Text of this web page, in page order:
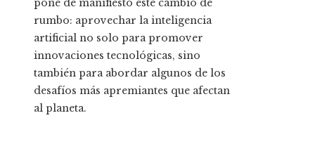
pone de manifiesto este cambio de
rumbo: aprovechar la inteligencia
artificial no solo para promover
innovaciones tecnológicas, sino
también para abordar algunos de los
desafíos más apremiantes que afectan
al planeta.